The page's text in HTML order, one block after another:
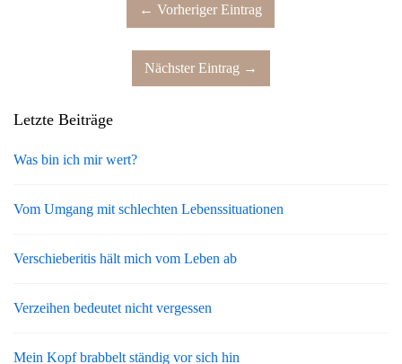
← Vorheriger Eintrag
Nächster Eintrag →
Letzte Beiträge
Was bin ich mir wert?
Vom Umgang mit schlechten Lebenssituationen
Verschieberitis hält mich vom Leben ab
Verzeihen bedeutet nicht vergessen
Mein Kopf brabbelt ständig vor sich hin